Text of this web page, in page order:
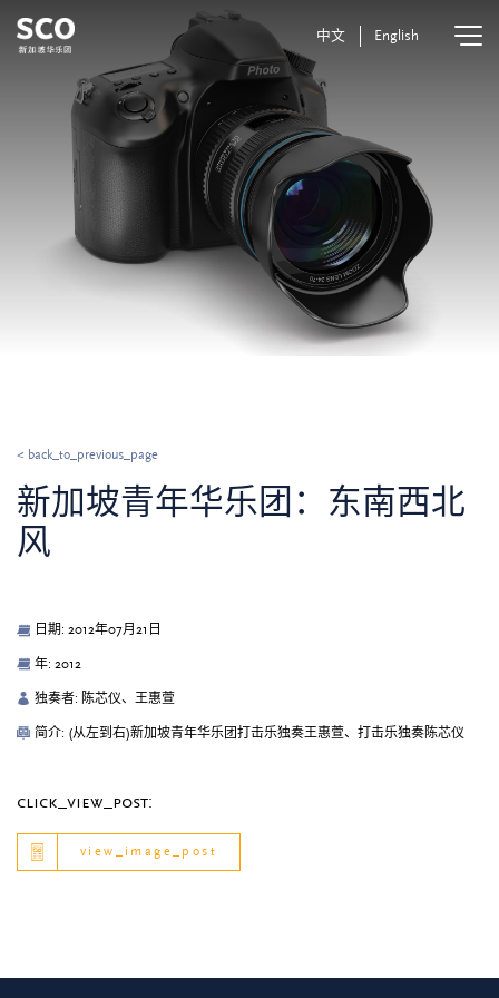
中文 English
< back_to_previous_page
新加坡青年华乐团：东南西北
风
日期: 2012年07月21日
年: 2012
独奏者: 陈芯仪、王惠萱
简介: (从左到右)新加坡青年华乐团打击乐独奏王惠萱、打击乐独奏陈芯仪
click_view_post:
view_image_post